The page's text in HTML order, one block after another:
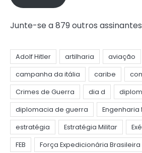
Junte-se a 879 outros assinantes